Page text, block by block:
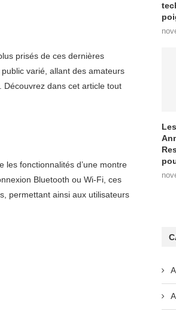
prisés de ces dernières
varié, allant des amateurs
dans cet article tout
les fonctionnalités d’une montre
Bluetooth ou Wi-Fi, ces
permettant ainsi aux utilisateurs